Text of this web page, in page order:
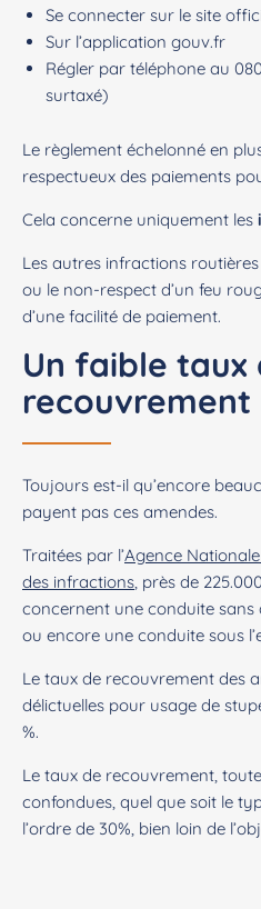
Se connecter sur le site
Sur l’application gouv.fr
Régler par téléphone au
surtaxé)
Le règlement échelonné en
respectueux des paiements
Cela concerne uniquement les
Les autres infractions
ou le non-respect d’un feu
d’une facilité de paiement.
Un faible taux
Toujours est-il qu’encore
payent pas ces amendes.
Traitées par l’Agence
des infractions, près de
concernent une conduite sans
ou encore une conduite sous
Le taux de recouvrement des
délictuelles pour usage de
%.
Le taux de recouvrement,
confondues, quel que soit le
l’ordre de 30%, bien loin de